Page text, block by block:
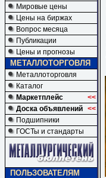
Мировые цены
Цены на биржах
Вопрос месяца
Публикации
Цены и прогнозы
МЕТАЛЛОТОРГОВЛЯ
Металлоторговля
Каталог
Маркетплейс
<<
Доска объявлений <<
Подшипники
ГОСТы и стандарты
ПОЛЬЗОВАТЕЛЯМ